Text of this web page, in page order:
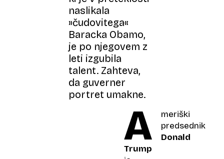
naslikala
»čudovitega«
Baracka Obamo,
je po njegovem z
leti izgubila
talent. Zahteva,
da guverner
portret umakne.
A
meriški
predsednik
Donald
Trump